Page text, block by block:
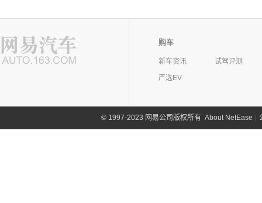
购车
新车资讯
试驾评测
严选EV
©1997-2023 网易公司版权所有 About NetEase